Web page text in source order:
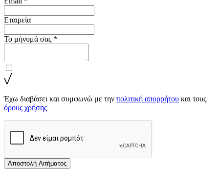
Εταιρεία
Το μήνυμά σας *
Έχω διαβάσει και συμφωνώ με την πολιτική απορρήτου και τους
όρους χρήσης
Αποστολή Αιτήματος